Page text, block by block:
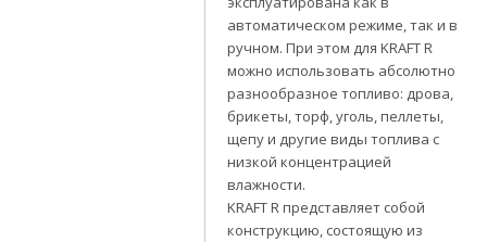
автоматическом режиме, так и в
ручном. При этом для KRAFT R
можно использовать абсолютно
разнообразное топливо: дрова,
брикеты, торф, уголь, пеллеты,
щепу и другие виды топлива с
низкой концентрацией
влажности.
KRAFT R представляет собой
конструкцию, состоящую из